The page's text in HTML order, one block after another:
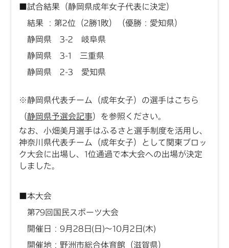
■試合結果（静岡県成年女子代表に決定）
結果 ：第2位（2勝1敗）（優勝：愛知県）
静岡県 3-2 岐阜県
静岡県 3-1 三重県
静岡県 2-3 愛知県
※静岡県代表チーム（成年女子）の選手はこちら
（静岡県予選会記事）を参照ください。
なお、小畑美月選手はふるさと選手制度を活用し、
神奈川県代表チーム（成年女子）として関東ブロッ
ク大会に出場し、1位通過で本大会への出場が決定
しました。
■本大会
第79回国民スポーツ大会
開催日：9月28日(日)～10月2日(木)
開催地：野洲市総合体育館（滋賀県）